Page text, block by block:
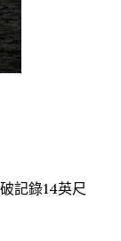
記錄14英尺